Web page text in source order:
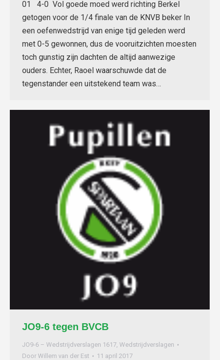
01 4-0 Vol goede moed werd richting Berkel
getogen voor de 1/4 finale van de KNVB beker In
een oefenwedstrijd van enige tijd geleden werd
met 0-5 gewonnen, dus de vooruitzichten moesten
toch gunstig zijn dachten de altijd aanwezige
ouders. Echter, Raoel waarschuwde dat de
tegenstander een uitstekend team was…
JO9-6 tegen BVCB
JO9-6 – Wedstrijdverslagen 1617, Wedstrijdverslagen
Door Willem van der Est 11 april 2017